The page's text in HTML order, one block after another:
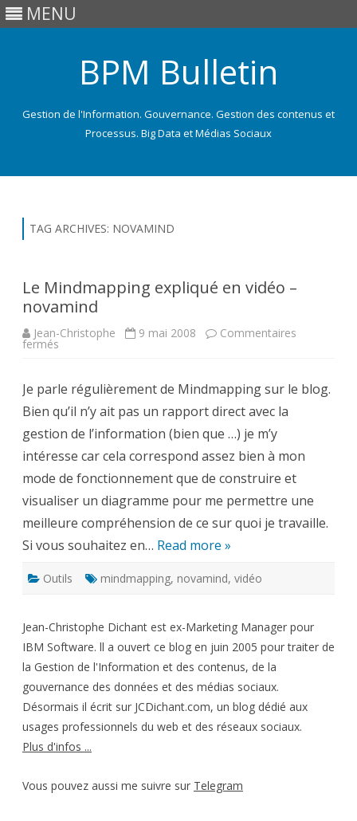
MENU
BPM Bulletin
Gestion de l'Information. Gouvernance. Gestion des contenus et
Processus. Big Data et Médias Sociaux
TAG ARCHIVES: NOVAMIND
Le Mindmapping expliqué en vidéo –
novamind
Jean-Christophe 9 mai 2008 Commentaires
fermés
en
vidéo
–
novamind
Je parle régulièrement de Mindmapping sur le blog.
Bien qu’il n’y ait pas un rapport direct avec la
gestion de l’information (bien que …) je m’y
intéresse car cela correspond assez bien à mon
mode de fonctionnement que de construire et
visualiser un diagramme pour me permettre une
meilleure compréhension de ce sur quoi je travaille.
Si vous souhaitez en… Read more »
Outils mindmapping, novamind, vidéo
Jean-Christophe Dichant est ex-Marketing Manager pour
IBM Software. ll a ouvert ce blog en juin 2005 pour traiter de
la Gestion de l'Information et des contenus, de la
gouvernance des données et des médias sociaux.
Désormais il écrit sur JCDichant.com, un blog dédié aux
usages professionnels du web et des réseaux sociaux.
Plus d'infos ...
Vous pouvez aussi me suivre sur Telegram